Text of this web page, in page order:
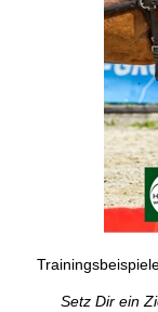
Setz Dir ein